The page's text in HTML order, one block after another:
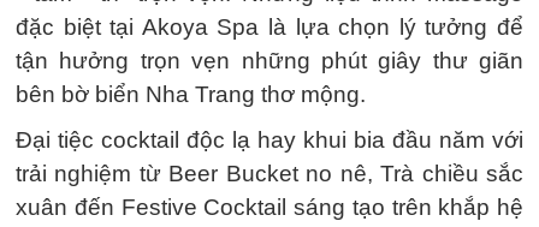
đặc biệt tại Akoya Spa là lựa chọn lý tưởng để
tận hưởng trọn vẹn những phút giây thư giãn
bên bờ biển Nha Trang thơ mộng.
Đại tiệc cocktail độc lạ hay khui bia đầu năm với
trải nghiệm từ Beer Bucket no nê, Trà chiều sắc
xuân đến Festive Cocktail sáng tạo trên khắp hệ